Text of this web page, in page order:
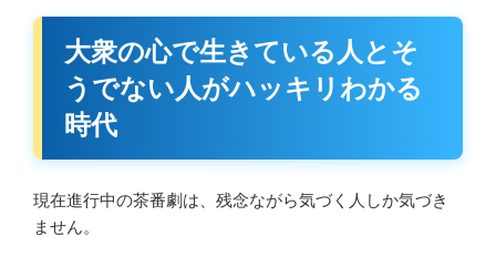
大衆の心で生きている人とそ
うでない人がハッキリわかる
時代
現在進行中の茶番劇は、残念ながら気づく人しか気づき
ません。